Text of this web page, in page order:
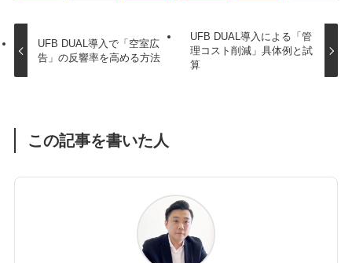
UFB DUAL導入で「空室広
告」の反響率を高める方法
UFB DUAL導入による「管
理コスト削減」具体例と試
算
この記事を書いた人